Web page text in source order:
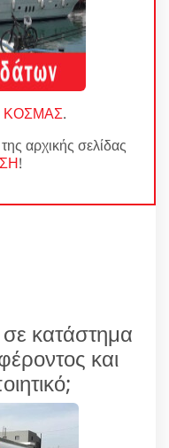
ΚΟΣΜΑΣ.
αρχικής σελίδας
!
κατάστημα
και